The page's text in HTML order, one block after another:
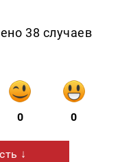
38 случаев
0 0
↓